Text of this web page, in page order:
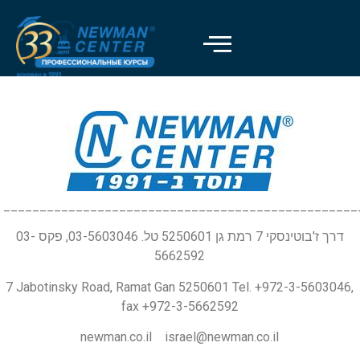
דרך ז'בוטינסקי 7 רמת גן 5250601 טל. 03-5603046, פקס 03-
5662592
7 Jabotinsky Road, Ramat Gan 5250601 Tel. +972-3-5603046,
fax +972-3-5662592
newman.co.il israel@newman.co.il